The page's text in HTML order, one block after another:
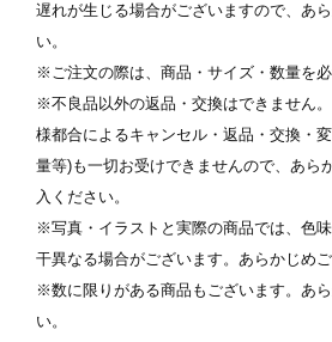
遅れが生じる場合がございますので、あ
い。
※ご注文の際は、商品・サイズ・数量を必
※不良品以外の返品・交換はできません
様都合によるキャンセル・返品・交換・
量等)も一切お受けできませんので、あら
入ください。
※写真・イラストと実際の商品では、色
干異なる場合がございます。あらかじめご
※数に限りがある商品もございます。あ
い。
※ 写真は配置後も変更で